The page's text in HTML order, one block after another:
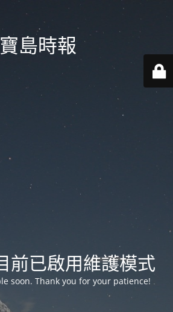
寶島時報
前已啟用維護模式
soon. Thank you for your patience!